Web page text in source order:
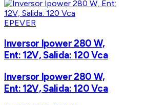
EPEVER
Inversor Ipower 280 W,
Ent: 12V, Salida: 120 Vca
Inversor Ipower 280 W,
Ent: 12V, Salida: 120 Vca